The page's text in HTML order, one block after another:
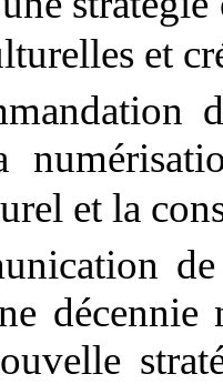
et
et la
décennie